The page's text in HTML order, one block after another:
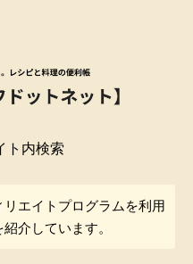
ト内検索
エイトプログラムを利用
介しています。